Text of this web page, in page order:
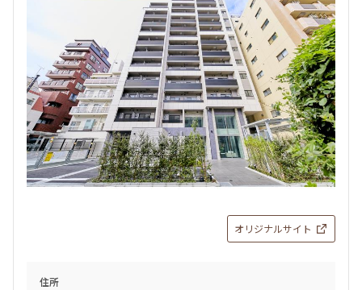
検索結果の絞り込み
賃料
〜
管理費/共益費含む
礼金なし
間取り
オリジナルサイト
住所